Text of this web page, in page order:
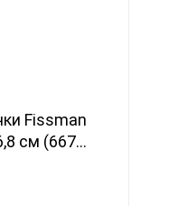
Fissman
см (667...